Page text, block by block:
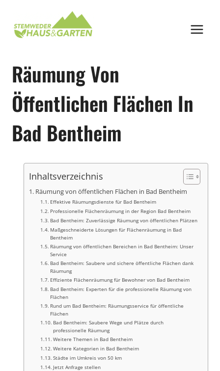
springen
Räumung Von
Öffentlichen Flächen In
Bad Bentheim
Inhaltsverzeichnis
Räumung von öffentlichen Flächen in Bad Bentheim
Effektive Räumungsdienste für Bad Bentheim
Professionelle Flächenräumung in der Region Bad Bentheim
Bad Bentheim: Zuverlässige Räumung von öffentlichen Plätzen
Maßgeschneiderte Lösungen für Flächenräumung in Bad
Bentheim
Räumung von öffentlichen Bereichen in Bad Bentheim: Unser
Service
Bad Bentheim: Saubere und sichere öffentliche Flächen dank
Räumung
Effiziente Flächenräumung für Bewohner von Bad Bentheim
Bad Bentheim: Experten für die professionelle Räumung von
Flächen
Rund um Bad Bentheim: Räumungsservice für öffentliche
Flächen
Bad Bentheim: Saubere Wege und Plätze durch
professionelle Räumung
Weitere Themen in Bad Bentheim
Weitere Kategorien in Bad Bentheim
Städte im Umkreis von 50 km
Jetzt Anfrage stellen